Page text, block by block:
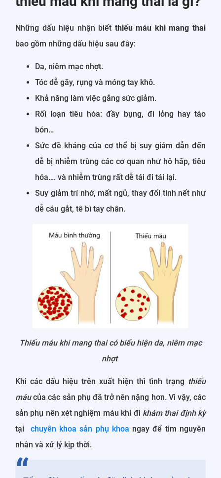
Những dấu hiệu nhận biết thiếu máu khi mang thai
bao gồm những dấu hiệu sau đây:
Da, niêm mạc nhợt.
Tóc dễ gãy, rụng và móng tay khô.
Khả năng làm việc gắng sức giảm.
Rối loạn tiêu hóa: đầy bụng, đi lỏng hay táo
bón…
Sức đề kháng của cơ thể bị suy giảm dẫn đến
dễ bị nhiễm trùng các cơ quan như hô hấp, tiêu
hóa…. và nhiễm trùng rất dễ tái đi tái lại.
Suy giảm trí nhớ, mất ngủ, thay đổi tính nết như
dễ cáu gắt, tê bì tay chân.
Thiếu máu khi mang thai có biểu hiện da, niêm mạc
nhợt
Khi các dấu hiệu trên xuất hiện thì tình trạng thiếu
máucủa các sản phụ đã trở nên nặng hơn. Vì vậy, các
sản phụ nên xét nghiệm máu khi đi khám thai định kỳ
tại chuyên khoa sản phụ khoa ngay để tìm nguyên
nhân và xử lý kịp thời.